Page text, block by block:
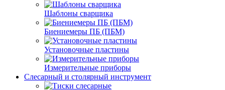
Шаблоны сварщика
Биениемеры ПБ (ПБМ)
Установочные пластины
Измерительные приборы
Слесарный и столярный инструмент